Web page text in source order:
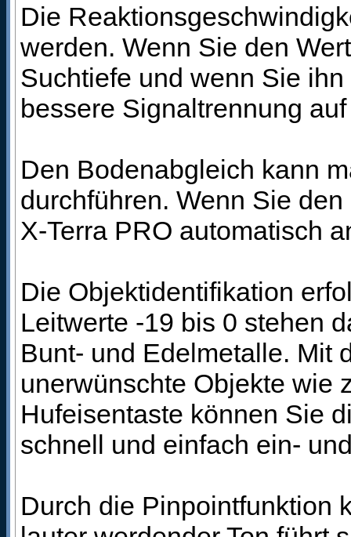
Die
werden. Wenn Sie den
Suchtiefe und wenn Sie
bessere Signaltrennung
Den Bodenabgleich kann
durchführen. Wenn Sie
X-Terra PRO automatisch
Die Objektidentifikation
Leitwerte -19 bis 0 stehen
Bunt- und Edelmetalle. Mit
unerwünschte Objekte wie
Hufeisentaste können Sie
schnell und einfach ein-
Durch die Pinpointfunktion